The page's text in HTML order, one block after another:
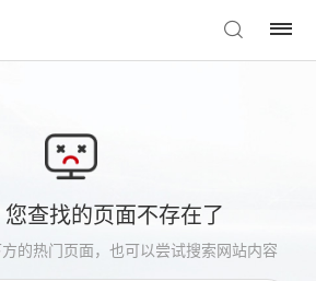
查找的页面不存在了
的热门页面，也可以尝试搜索网站内容